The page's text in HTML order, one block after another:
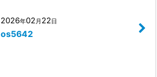
2026年02 月 22日
os5642